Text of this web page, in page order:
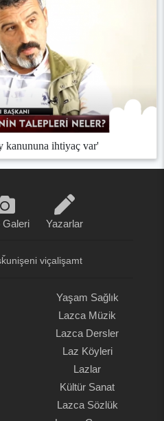
kanununa ihtiyaç var'
Galeri Yazarlar
viçalişamt
Yaşam Sağlık
Lazca Müzik
Lazca Dersler
Laz Köyleri
Lazlar
Kültür Sanat
Lazca Sözlük